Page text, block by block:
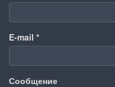
E-mail *
Сообщение